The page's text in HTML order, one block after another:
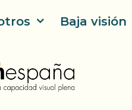
Baja visión